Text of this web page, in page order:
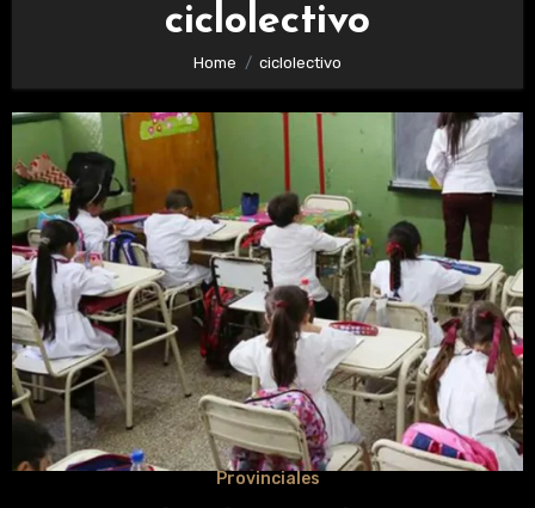
ciclolectivo
Home ciclolectivo
Provinciales